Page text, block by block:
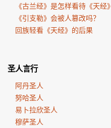
《古兰经》是怎样看待《天经》
《引支勒》会被人篡改吗？
回族轻看《天经》的后果
圣人言行
阿丹圣人
努哈圣人
易卜拉欣圣人
穆萨圣人